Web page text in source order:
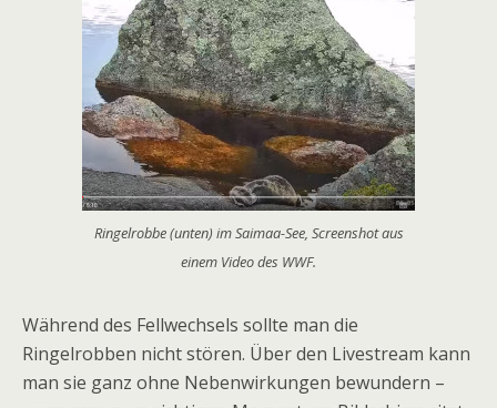
Ringelrobbe (unten) im Saimaa-See, Screenshot aus
einem Video des WWF.
Während des Fellwechsels sollte man die
Ringelrobben nicht stören. Über den Livestream kann
man sie ganz ohne Nebenwirkungen bewundern –